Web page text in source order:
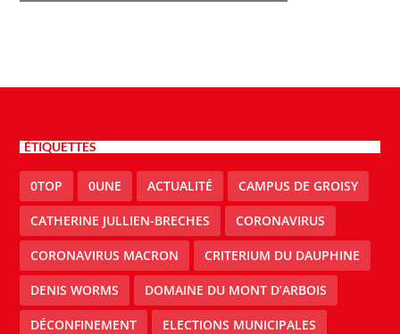
ÉTIQUETTES
0TOP 0UNE ACTUALITÉ CAMPUS DE GROISY
CATHERINE JULLIEN-BRECHES CORONAVIRUS
CORONAVIRUS MACRON CRITERIUM DU DAUPHINE
DENIS WORMS DOMAINE DU MONT D’ARBOIS
DÉCONFINEMENT ELECTIONS MUNICIPALES